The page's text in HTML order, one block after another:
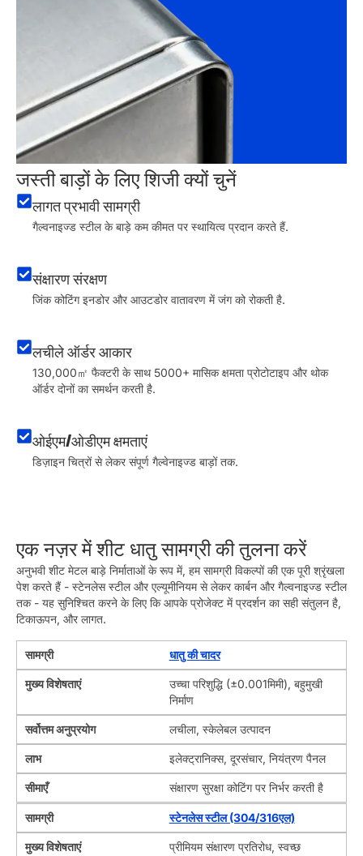
जस्ती बाड़ों के लिए शिजी क्यों चुनें
लागत प्रभावी सामग्री
गैल्वनाइज्ड स्टील के बाड़े कम कीमत पर स्थायित्व प्रदान करते हैं.
संक्षारण संरक्षण
जिंक कोटिंग इनडोर और आउटडोर वातावरण में जंग को रोकती है.
लचीले ऑर्डर आकार
130,000㎡ फैक्टरी के साथ 5000+ मासिक क्षमता प्रोटोटाइप और थोक
ऑर्डर दोनों का समर्थन करती है.
ओईएम/ओडीएम क्षमताएं
डिज़ाइन चित्रों से लेकर संपूर्ण गैल्वेनाइज्ड बाड़ों तक.
एक नज़र में शीट धातु सामग्री की तुलना करें
अनुभवी शीट मेटल बाड़े निर्माताओं के रूप में, हम सामग्री विकल्पों की एक पूरी श्रृंखला
पेश करते हैं - स्टेनलेस स्टील और एल्यूमीनियम से लेकर कार्बन और गैल्वनाइज्ड स्टील
तक - यह सुनिश्चित करने के लिए कि आपके प्रोजेक्ट में प्रदर्शन का सही संतुलन है,
टिकाऊपन, और लागत.
सामग्री धातु की चादर
मुख्य विशेषताएं
उच्चा परिशुद्धि (±0.001मिमी), बहुमुखी
निर्माण
सर्वोत्तम अनुप्रयोग लचीला, स्केलेबल उत्पादन
लाभ इलेक्ट्रानिक्स, दूरसंचार, नियंत्रण पैनल
सीमाएँ संक्षारण सुरक्षा कोटिंग पर निर्भर करती है
सामग्री स्टेनलेस स्टील (304/316एल)
मुख्य विशेषताएं प्रीमियम संक्षारण प्रतिरोध, स्वच्छ